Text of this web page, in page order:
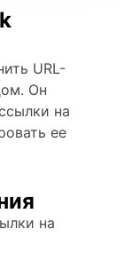
URL-
Он
на
ее
на